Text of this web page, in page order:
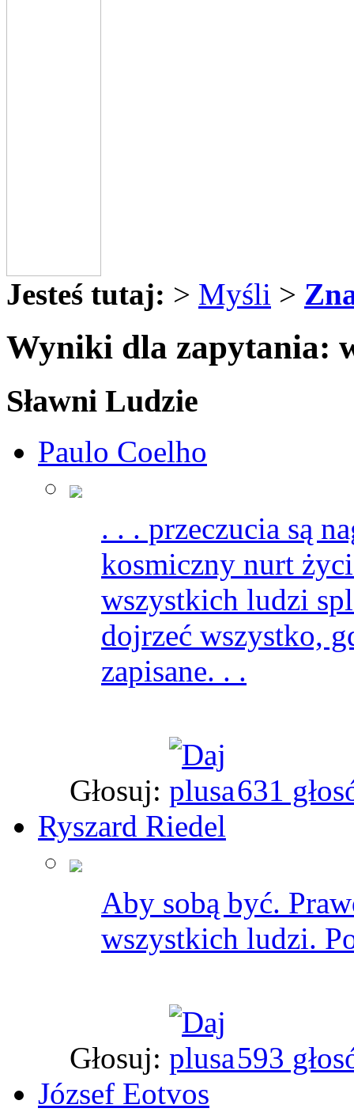
Jesteś tutaj: > Myśli >
Wyniki dla zapytania:
Sławni Ludzie
Paulo Coelho
. . . przeczucia są
kosmiczny nurt
wszystkich ludzi
dojrzeć wszystko,
zapisane. . .
Głosuj:
631
Ryszard Riedel
Aby sobą być.
wszystkich ludzi.
Głosuj:
593
József Eotvos